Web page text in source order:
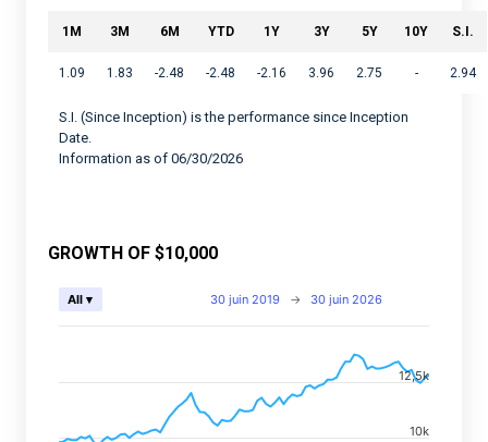
1M 3M 6M YTD 1Y 3Y 5Y 10Y S.I.
1.09 1.83 -2.48 -2.48 -2.16 3.96 2.75 - 2.94
S.I. (Since Inception) is the performance since Inception
Date.
Information as of 06/30/2026
GROWTH OF $10,000
Chart
The chart has 2 X axes displaying Time, and
The chart has 2 Y axes displaying values, and
30 juin 2019 → 30 juin 2026
All ▾
10k
12,5k